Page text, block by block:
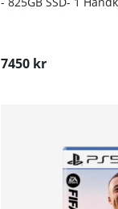
7450 kr